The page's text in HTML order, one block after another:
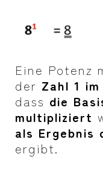
Eine Potenz
der Zahl 1
dass die
multipliziert
als Ergebnis
ergibt.